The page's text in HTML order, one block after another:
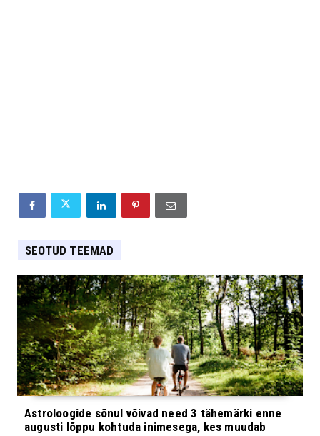
SEOTUD TEEMAD
Astroloogide sõnul võivad need 3 tähemärki enne
augusti lõppu kohtuda inimesega, kes muudab